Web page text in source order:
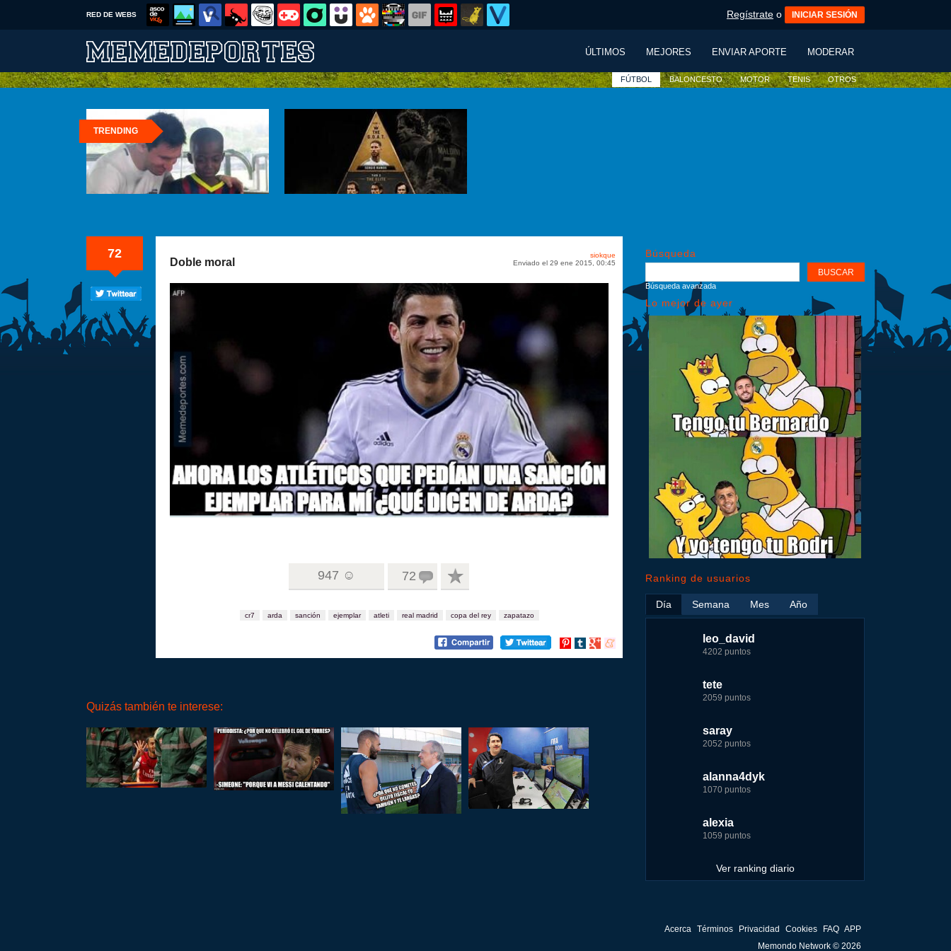
RED DE WEBS Regístrate o INICIAR SESIÓN
ÚLTIMOS MEJORES ENVIAR APORTE MODERAR
FÚTBOL BALONCESTO MOTOR TENIS OTROS
TRENDING
72
siokque
Enviado el 29 ene 2015, 00:45
Doble moral
947 ☺ 72
cr7 arda sanción ejemplar atleti real madrid copa del rey zapatazo
Compartir
Compartir
Compartir
Compartir
Quizás también te interese:
Búsqueda
Búsqueda avanzada
Lo mejor de ayer
Ranking de usuarios
Día
leo_david
4202 puntos
tete
2059 puntos
saray
2052 puntos
alanna4dyk
1070 puntos
alexia
1059 puntos
Ver ranking diario
Semana
leo_david
21926 puntos
fer
7229 puntos
tete
6233 puntos
123dale
5192 puntos
saray
5183 puntos
Mes
leo_david
33385 puntos
jeremy_malpieu
15444 puntos
tete
8301 puntos
123dale
8290 puntos
fer
8283 puntos
Año
nomedigas
339916 puntos
jeremy_malpieu
263186 puntos
Baba
252929 puntos
john
244881 puntos
fer
236750 puntos
Acerca Términos Privacidad Cookies FAQ APP
Memondo Network © 2026